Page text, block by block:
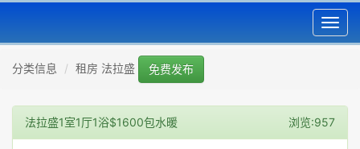
分类信息 租房 法拉盛 免费发布
法拉盛1室1厅1浴$1600包水暖 浏览:957